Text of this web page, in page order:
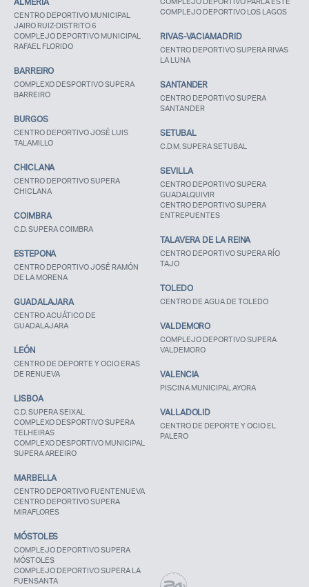
CENTRO DEPORTIVO MUNICIPAL
JAIRO RUIZ-DISTRITO 6
COMPLEJO DEPORTIVO MUNICIPAL
RAFAEL FLORIDO
BARREIRO
COMPLEXO DESPORTIVO SUPERA
BARREIRO
BURGOS
CENTRO DEPORTIVO JOSÉ LUIS
TALAMILLO
CHICLANA
CENTRO DEPORTIVO SUPERA
CHICLANA
COIMBRA
C.D. SUPERA COIMBRA
ESTEPONA
CENTRO DEPORTIVO JOSÉ RAMÓN
DE LA MORENA
GUADALAJARA
CENTRO ACUÁTICO DE
GUADALAJARA
LEÓN
CENTRO DE DEPORTE Y OCIO ERAS
DE RENUEVA
LISBOA
C.D. SUPERA SEIXAL
COMPLEXO DESPORTIVO SUPERA
TELHEIRAS
COMPLEXO DESPORTIVO MUNICIPAL
SUPERA AREEIRO
MARBELLA
CENTRO DEPORTIVO FUENTENUEVA
CENTRO DEPORTIVO SUPERA
MIRAFLORES
MÓSTOLES
COMPLEJO DEPORTIVO SUPERA
MÓSTOLES
COMPLEJO DEPORTIVO SUPERA LA
FUENSANTA
COMPLEJO DEPORTIVO LOS LAGOS
RIVAS-VACIAMADRID
CENTRO DEPORTIVO SUPERA RIVAS
LA LUNA
SANTANDER
CENTRO DEPORTIVO SUPERA
SANTANDER
SETUBAL
C.D.M. SUPERA SETUBAL
SEVILLA
CENTRO DEPORTIVO SUPERA
GUADALQUIVIR
CENTRO DEPORTIVO SUPERA
ENTREPUENTES
TALAVERA DE LA REINA
CENTRO DEPORTIVO SUPERA RÍO
TAJO
TOLEDO
CENTRO DE AGUA DE TOLEDO
VALDEMORO
COMPLEJO DEPORTIVO SUPERA
VALDEMORO
VALENCIA
PISCINA MUNICIPAL AYORA
VALLADOLID
CENTRO DE DEPORTE Y OCIO EL
PALERO